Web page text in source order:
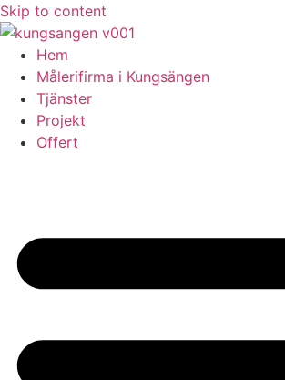
Skip to content
Hem
Målerifirma i Kungsängen
Tjänster
Projekt
Offert